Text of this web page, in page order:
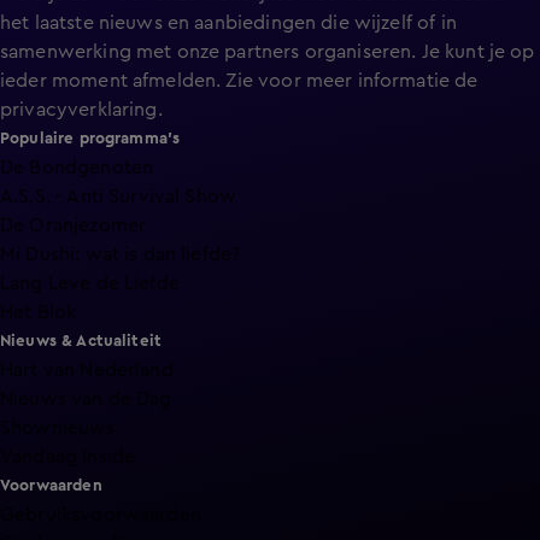
het laatste nieuws en aanbiedingen die wijzelf of in
samenwerking met onze partners organiseren. Je kunt je op
ieder moment afmelden. Zie voor meer informatie de
privacyverklaring.
Populaire programma's
De Bondgenoten
A.S.S. - Anti Survival Show
De Oranjezomer
Mi Dushi: wat is dan liefde?
Lang Leve de Liefde
Het Blok
Nieuws & Actualiteit
Voorwaarden